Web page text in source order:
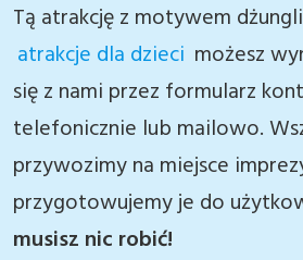
Tą atrakcję z motywem
atrakcje dla dzieci możesz
się z nami przez formularz
telefonicznie lub mailowo.
przywozimy na miejsce
przygotowujemy je do
musisz nic robić!